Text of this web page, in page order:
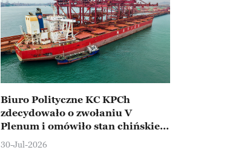
Biuro Polityczne KC KPCh
zdecydowało o zwołaniu V
Plenum i omówiło stan chińskiej
gospodarki
30-Jul-2026